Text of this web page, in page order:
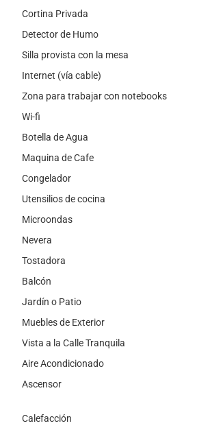
Cortina Privada
Detector de Humo
Silla provista con la mesa
Internet (vía cable)
Zona para trabajar con notebooks
Wi-fi
Botella de Agua
Maquina de Cafe
Congelador
Utensilios de cocina
Microondas
Nevera
Tostadora
Balcón
Jardín o Patio
Muebles de Exterior
Vista a la Calle Tranquila
Aire Acondicionado
Ascensor
Calefacción